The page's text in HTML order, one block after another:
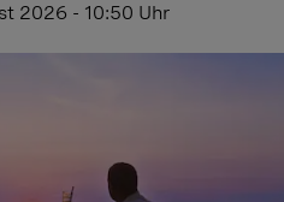
2026 - 10:50 Uhr